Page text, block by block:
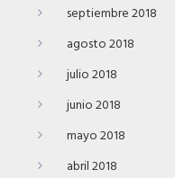
septiembre 2018
agosto 2018
julio 2018
junio 2018
mayo 2018
abril 2018